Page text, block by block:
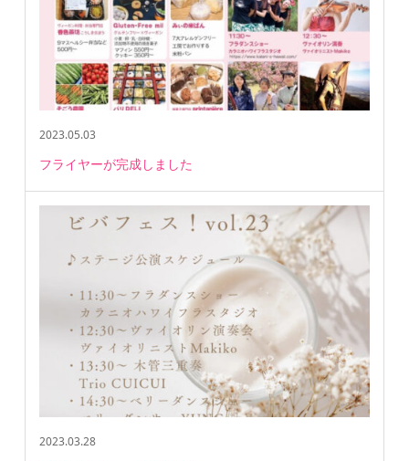
2023.05.03
フライヤーが完成しました
2023.03.28